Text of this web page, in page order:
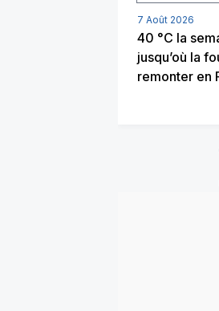
7 Août 2026
40 °C la
jusqu’où la
remonter en